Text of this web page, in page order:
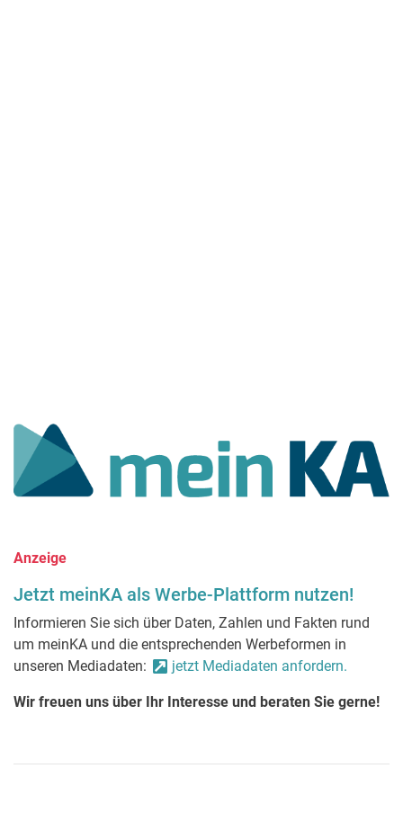
Anzeige
Jetzt meinKA als Werbe-Plattform nutzen!
Informieren Sie sich über Daten, Zahlen und Fakten rund
um meinKA und die entsprechenden Werbeformen in
unseren Mediadaten:
jetzt Mediadaten anfordern.
Wir freuen uns über Ihr Interesse und beraten Sie gerne!